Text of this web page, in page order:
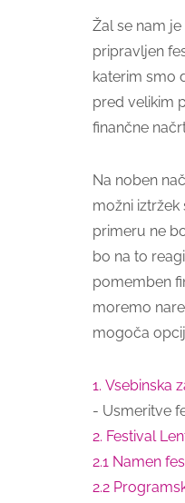
Žal se nam
pripravljen
katerim smo
pred velikim
finančne
Na noben
možni
primeru ne
bo na to
pomemben
moremo
mogoča
1. Vsebinska
- Usmeritve
2. Festival
2.1 Namen
2.2